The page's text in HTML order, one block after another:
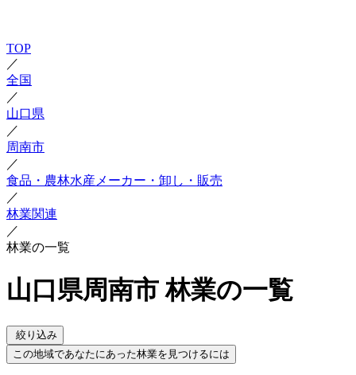
TOP
／
全国
／
山口県
／
周南市
／
食品・農林水産メーカー・卸し・販売
／
林業関連
／
林業の一覧
山口県周南市 林業の一覧
絞り込み
この地域であなたにあった林業を見つけるには